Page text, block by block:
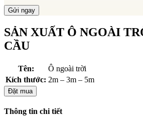
SẢN XUẤT Ô NGOÀI
CẦU
Tên:
Ô ngoài trời
Kích thước: 2m – 3m – 5m
Đặt mua
Thông tin chi tiết